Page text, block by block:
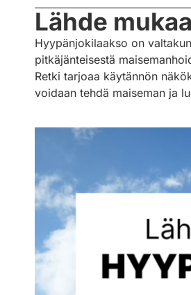
Lähde
Hyypänjokilaakso on
pitkäjänteisestä
Retki tarjoaa käytännön
voidaan tehdä maiseman ja